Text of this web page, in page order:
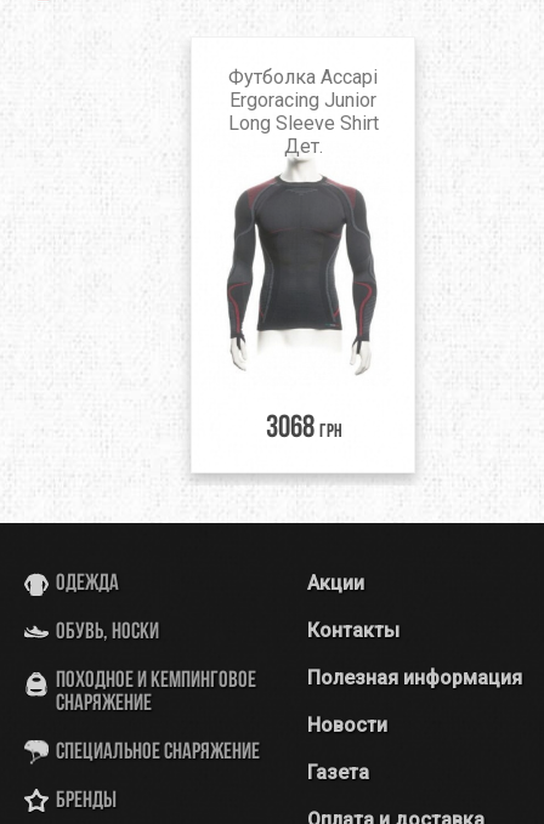
Футболка Accapi
Ergoracing Junior
Long Sleeve Shirt
Дет.
3068 грн
Одежда
Обувь, носки
Походное и кемпинговое
снаряжение
Специальное снаряжение
Бренды
Акции
Контакты
Полезная информация
Новости
Газета